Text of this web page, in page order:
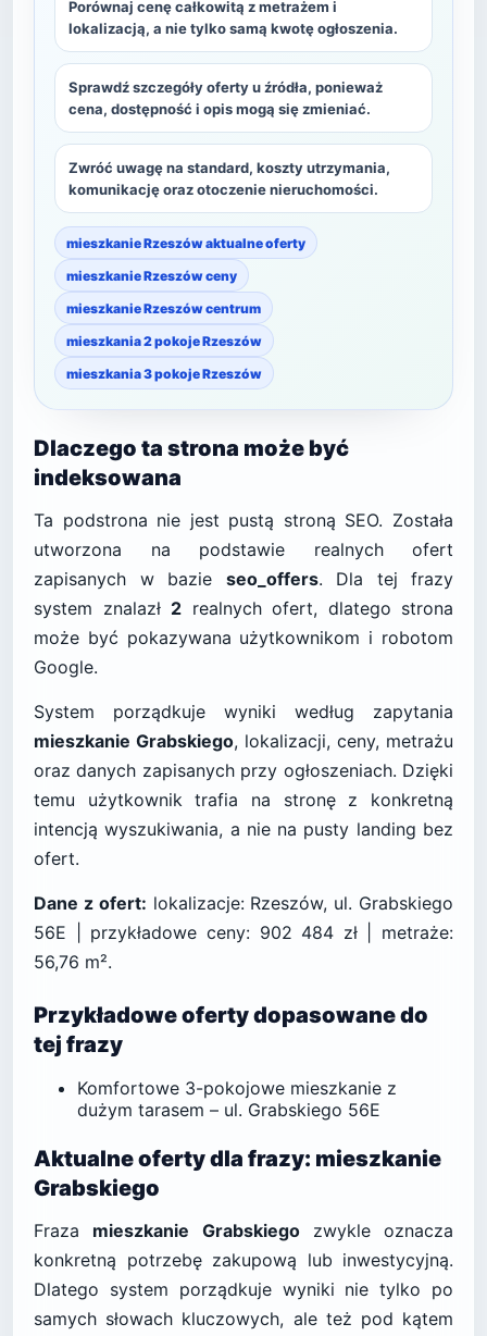
Porównaj cenę całkowitą z metrażem i
lokalizacją, a nie tylko samą kwotę ogłoszenia.
Sprawdź szczegóły oferty u źródła, ponieważ
cena, dostępność i opis mogą się zmieniać.
Zwróć uwagę na standard, koszty utrzymania,
komunikację oraz otoczenie nieruchomości.
mieszkanie Rzeszów aktualne oferty
mieszkanie Rzeszów ceny
mieszkanie Rzeszów centrum
mieszkania 2 pokoje Rzeszów
mieszkania 3 pokoje Rzeszów
Dlaczego ta strona może być
indeksowana
Ta podstrona nie jest pustą stroną SEO. Została
utworzona na podstawie realnych ofert
zapisanych w bazie seo_offers. Dla tej frazy
system znalazł 2 realnych ofert, dlatego strona
może być pokazywana użytkownikom i robotom
Google.
System porządkuje wyniki według zapytania
mieszkanie Grabskiego, lokalizacji, ceny, metrażu
oraz danych zapisanych przy ogłoszeniach. Dzięki
temu użytkownik trafia na stronę z konkretną
intencją wyszukiwania, a nie na pusty landing bez
ofert.
Dane z ofert: lokalizacje: Rzeszów, ul. Grabskiego
56E | przykładowe ceny: 902 484 zł | metraże:
56,76 m².
Przykładowe oferty dopasowane do
tej frazy
Komfortowe 3-pokojowe mieszkanie z
dużym tarasem – ul. Grabskiego 56E
Aktualne oferty dla frazy: mieszkanie
Grabskiego
Fraza mieszkanie Grabskiegozwykle oznacza
konkretną potrzebę zakupową lub inwestycyjną.
Dlatego system porządkuje wyniki nie tylko po
samych słowach kluczowych, ale też pod kątem